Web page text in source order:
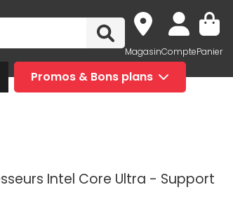
MagasinComptePanier
Promos & Bons plans
Intel Core Ultra - Support